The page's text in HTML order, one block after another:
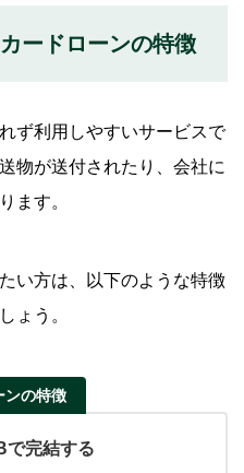
ードローンの特徴
ず利用しやすいサービスで
物が送付されたり、会社に
ます。
い方は、以下のような特徴
ょう。
ンの特徴
で完結する